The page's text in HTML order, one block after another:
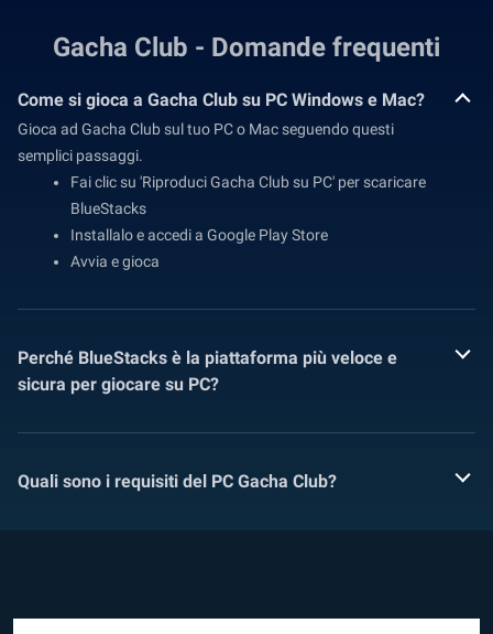
Gacha Club - Domande frequenti
Come si gioca a Gacha Club su PC Windows e Mac?
Gioca ad Gacha Club sul tuo PC o Mac seguendo questi
semplici passaggi.
Fai clic su 'Riproduci Gacha Club su PC' per scaricare
BlueStacks
Installalo e accedi a Google Play Store
Avvia e gioca
Perché BlueStacks è la piattaforma più veloce e
sicura per giocare su PC?
Quali sono i requisiti del PC Gacha Club?